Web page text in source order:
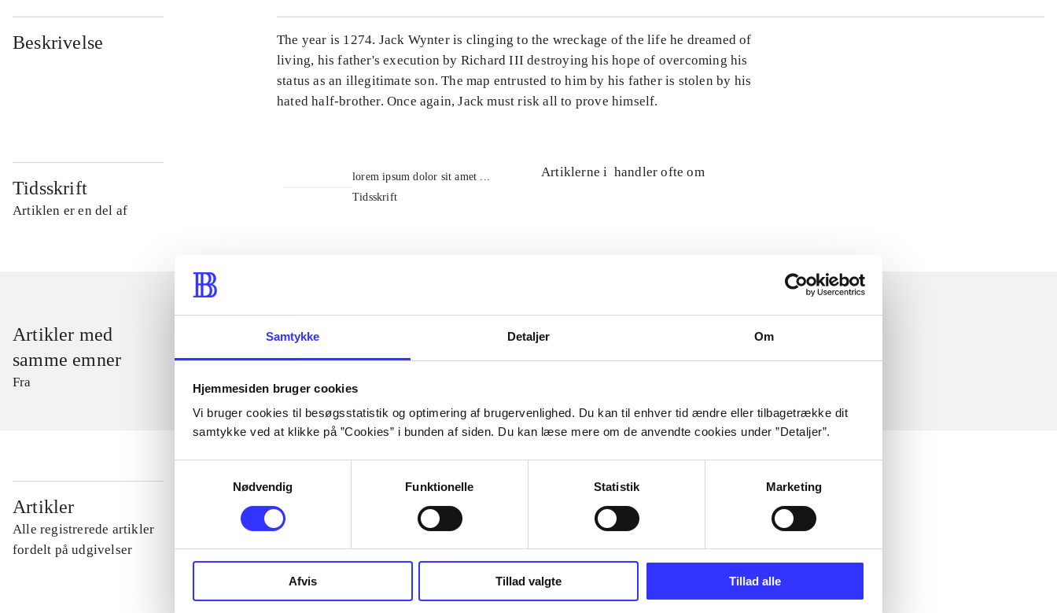
Samtykke Detaljer Om
Hjemmesiden bruger cookies
Vi bruger cookies til besøgsstatistik og optimering af brugervenlighed. Du kan til enhver tid ændre eller tilbagetrække dit
samtykke ved at klikke på ”Cookies” i bunden af siden. Du kan læse mere om de anvendte cookies under ”Detaljer”.
Nødvendig
Funktionelle Statistik Marketing
Afvis Tillad valgte Tillad alle
Beskrivelse
The year is 1274. Jack Wynter is clinging to the wreckage of the life he dreamed of
living, his father's execution by Richard III destroying his hope of overcoming his
status as an illegitimate son. The map entrusted to him by his father is stolen by his
hated half-brother. Once again, Jack must risk all to prove himself.
Tidsskrift
Artiklen er en del af
lorem ipsum dolor sit amet ...
Tidsskrift
Artiklerne i handler ofte om
Artikler med
samme emner
Fra
Artikler
Alle registrerede artikler
fordelt på udgivelser
...
...
...